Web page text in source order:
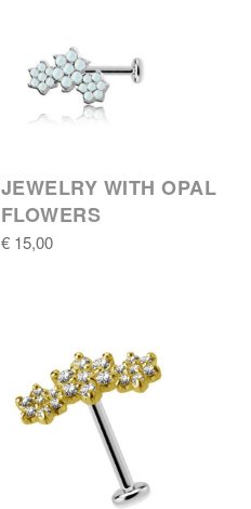
JEWELRY WITH OPAL
FLOWERS
€ 15,00